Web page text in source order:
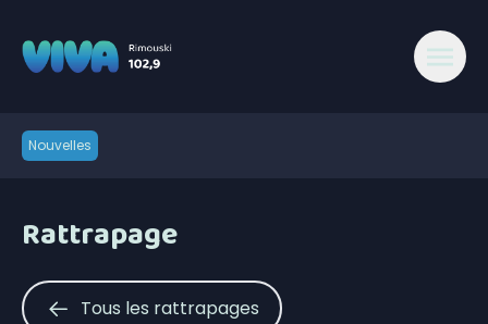
Nouvelles
Rattrapage
Tous les rattrapages